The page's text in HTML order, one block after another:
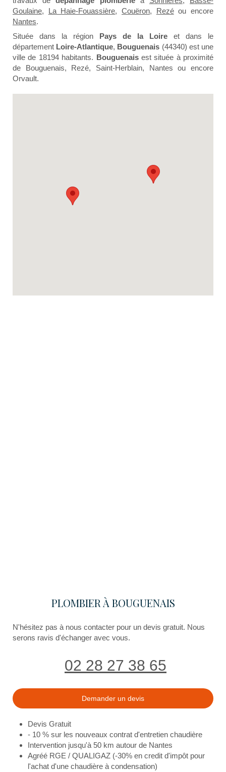
Goulaine, La Haie-Fouassière,Couëron, Rezéou encore
Nantes.
Située dans la région Pays de la Loire et dans le
département Loire-Atlantique, Bouguenais (44340) est une
ville de 18194 habitants. Bouguenaisest située à proximité
de Bouguenais, Rezé, Saint-Herblain, Nantes ou encore
Orvault.
PLOMBIER À BOUGUENAIS
N'hésitez pas à nous contacter pour un devis gratuit. Nous
serons ravis d'échanger avec vous.
02 28 27 38 65
Demander un devis
Devis Gratuit
- 10 % sur les nouveaux contrat d'entretien chaudière
Intervention jusqu'à 50 km autour de Nantes
Agréé RGE / QUALIGAZ (-30% en credit d'impôt pour
l'achat d'une chaudière à condensation)